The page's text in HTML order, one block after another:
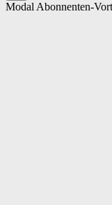
Modal Abonnenten-